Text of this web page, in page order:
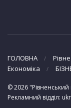
ГОЛОВНА Рівне
Економіка
© 2026 "Рівненський
Рекламний відділ: